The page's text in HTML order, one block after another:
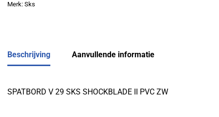
Merk: Sks
Beschrijving Aanvullende informatie
SPATBORD V 29 SKS SHOCKBLADE II PVC ZW